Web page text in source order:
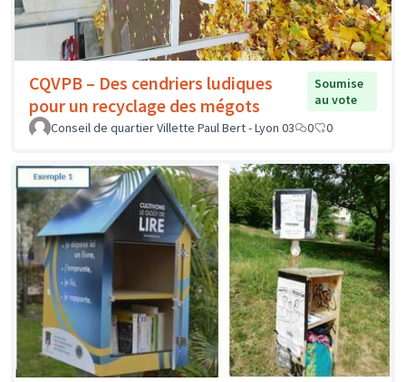
CQVPB – Des cendriers ludiques
pour un recyclage des mégots
Soumise
au vote
Conseil de quartier Villette Paul Bert - Lyon 03
0 0